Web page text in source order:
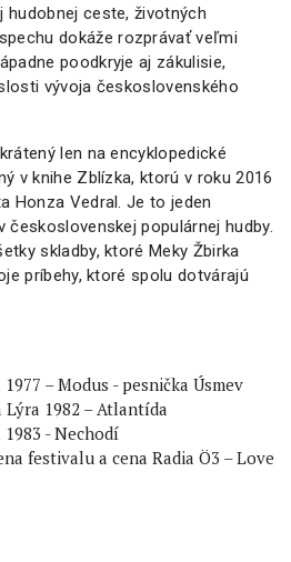
hudobnej ceste, životných
dokáže rozprávať veľmi
poodkryje aj zákulisie,
vývoja československého
len na encyklopedické
v knihe Zblízka, ktorú v roku 2016
Honza Vedral. Je to jeden
československej populárnej hudby.
skladby, ktoré Meky Žbirka
príbehy, ktoré spolu dotvárajú
– Modus - pesnička Úsmev
1982 – Atlantída
- Nechodí
festivalu a cena Radia Ö3 – Love